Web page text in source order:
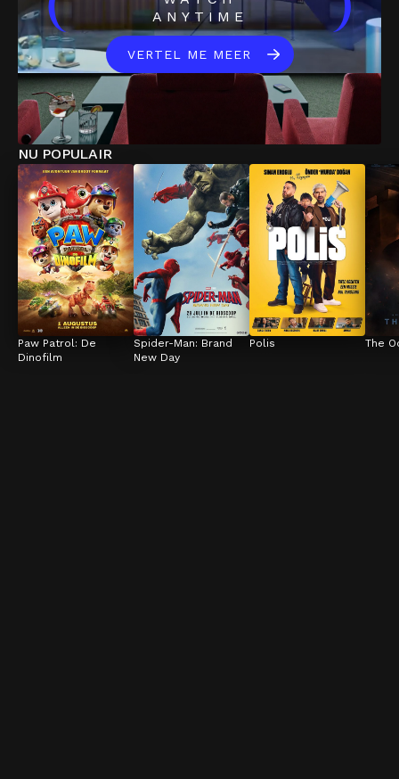
ANYTIME
VERTEL ME MEER
NU POPULAIR
Paw Patrol: De
Dinofilm
Spider-Man: Brand
New Day
Polis The